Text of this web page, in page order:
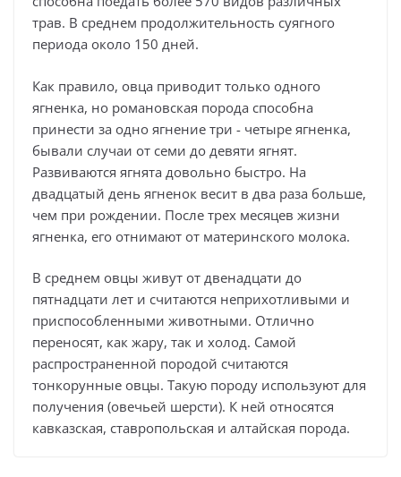
трав. В среднем продолжительность суягного
периода около 150 дней.
Как правило, овца приводит только одного
ягненка, но романовская порода способна
принести за одно ягнение три - четыре ягненка,
бывали случаи от семи до девяти ягнят.
Развиваются ягнята довольно быстро. На
двадцатый день ягненок весит в два раза больше,
чем при рождении. После трех месяцев жизни
ягненка, его отнимают от материнского молока.
В среднем овцы живут от двенадцати до
пятнадцати лет и считаются неприхотливыми и
приспособленными животными. Отлично
переносят, как жару, так и холод. Самой
распространенной породой считаются
тонкорунные овцы. Такую породу используют для
получения (овечьей шерсти). К ней относятся
кавказская, ставропольская и алтайская порода.